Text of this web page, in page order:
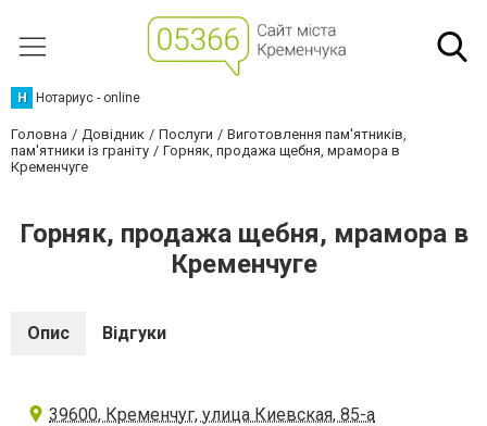
Н Нотариус - online
Головна Довідник Послуги
Виготовлення пам'ятників,
пам'ятники із граніту
Горняк, продажа щебня, мрамора в
Кременчуге
Горняк, продажа щебня, мрамора в
Кременчуге
Опис Відгуки
39600, Кременчуг, улица Киевская, 85-а